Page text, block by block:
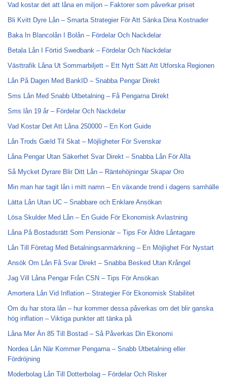
Vad kostar det att låna en miljon – Faktorer som påverkar priset
Bli Kvitt Dyre Lån – Smarta Strategier För Att Sänka Dina Kostnader
Baka In Blancolån I Bolån – Fördelar Och Nackdelar
Betala Lån I Förtid Swedbank – Fördelar Och Nackdelar
Västtrafik Låna Ut Sommarbiljett – Ett Nytt Sätt Att Utforska Regionen
Lån På Dagen Med BankID – Snabba Pengar Direkt
Sms Lån Med Snabb Utbetalning – Få Pengarna Direkt
Sms lån 19 år – Fördelar Och Nackdelar
Vad Kostar Det Att Låna 250000 – En Kort Guide
Lån Trods Gæld Til Skat – Möjligheter För Svenskar
Låna Pengar Utan Säkerhet Svar Direkt – Snabba Lån För Alla
Så Mycket Dyrare Blir Ditt Lån – Räntehöjningar Skapar Oro
Min man har tagit lån i mitt namn – En växande trend i dagens samhälle
Lätta Lån Utan UC – Snabbare och Enklare Ansökan
Lösa Skulder Med Lån – En Guide För Ekonomisk Avlastning
Låna På Bostadsrätt Som Pensionär – Tips För Äldre Låntagare
Lån Till Företag Med Betalningsanmärkning – En Möjlighet För Nystart
Ansök Om Lån Få Svar Direkt – Snabba Besked Utan Krångel
Jag Vill Låna Pengar Från CSN – Tips För Ansökan
Amortera Lån Vid Inflation – Strategier För Ekonomisk Stabilitet
Om du har stora lån – hur kommer dessa påverkas om det blir ganska
hög inflation – Viktiga punkter att tänka på
Låna Mer Än 85 Till Bostad – Så Påverkas Din Ekonomi
Nordea Lån När Kommer Pengarna – Snabb Utbetalning eller
Fördröjning
Moderbolag Lån Till Dotterbolag – Fördelar Och Risker